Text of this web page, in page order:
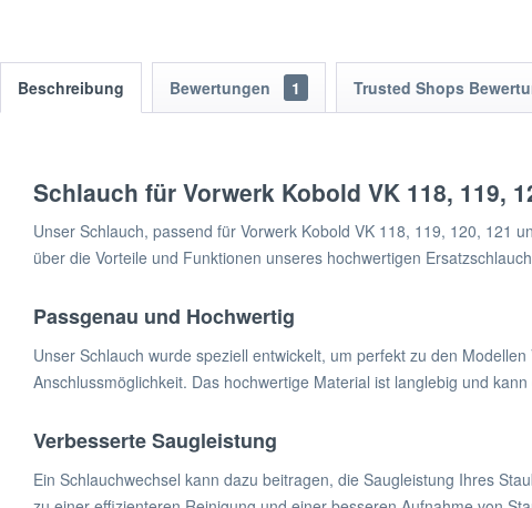
Beschreibung Bewertungen 1 Trusted Shops
Schlauch für Vorwerk Kobold VK 118, 119,
Unser Schlauch, passend für Vorwerk Kobold VK 118, 119, 120, 121
über die Vorteile und Funktionen unseres hochwertigen
Passgenau und Hochwertig
Unser Schlauch wurde speziell entwickelt, um perfekt zu den
Anschlussmöglichkeit. Das hochwertige Material ist langlebig und
Verbesserte Saugleistung
Ein Schlauchwechsel kann dazu beitragen, die Saugleistung Ihres